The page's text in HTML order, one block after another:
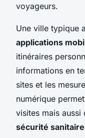
voyageurs.
Une ville typique
applications
itinéraires
informations en
sites et les
numérique
visites mais aussi
sécurité sanitaire